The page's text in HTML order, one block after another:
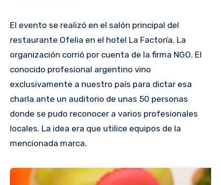
El evento se realizó en el salón principal del
restaurante Ofelia en el hotel La Factoría. La
organización corrió por cuenta de la firma NGO. El
conocido profesional argentino vino
exclusivamente a nuestro país para dictar esa
charla ante un auditorio de unas 50 personas
donde se pudo reconocer a varios profesionales
locales. La idea era que utilice equipos de la
mencionada marca.